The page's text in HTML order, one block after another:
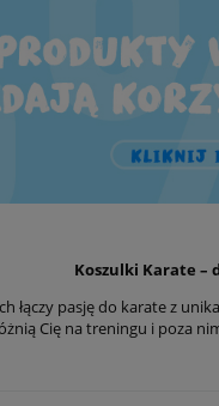
Koszulki Karate –
łączy pasję do karate z
Cię na treningu i poza